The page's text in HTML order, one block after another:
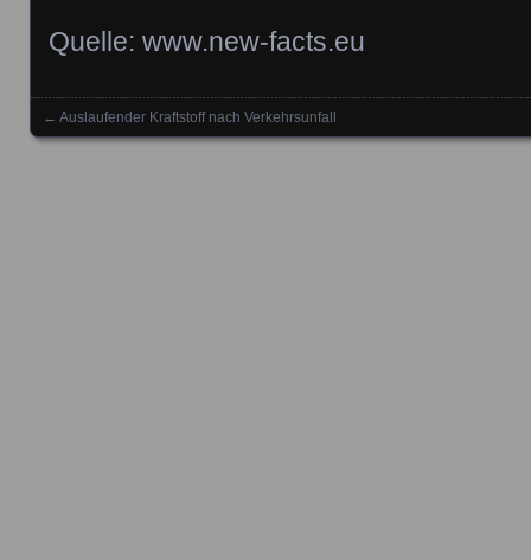
Quelle: www.new-facts.eu
Posts navigation
← Auslaufender Kraftstoff nach Verkehrsunfall